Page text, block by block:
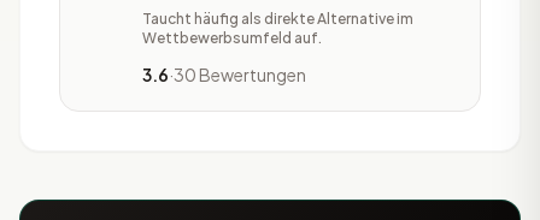
Die Anwendung stattet Nutzer mit
zahlreichen Funktionen und Tools aus.
zu optimieren, Zeichnungen zu kreieren
und Poster zu erstellen. Farben lassen
Taucht häufig als direkte Alternative im
Wettbewerbsumfeld auf.
3.6·30 Bewertungen